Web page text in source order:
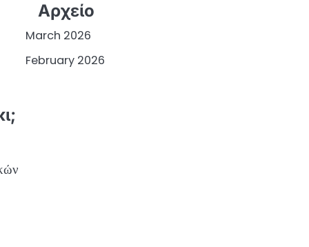
Αρχείο
March 2026
February 2026